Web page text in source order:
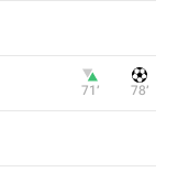
71‎’‎ 78‎’‎